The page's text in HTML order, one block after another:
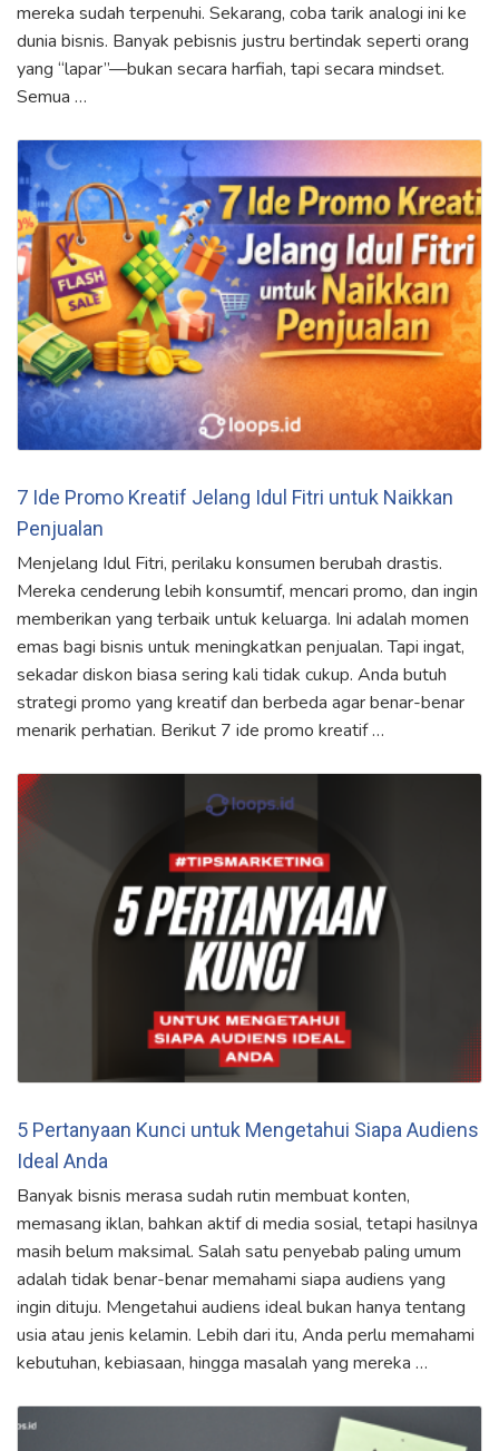
mereka sudah terpenuhi. Sekarang, coba tarik analogi ini ke
dunia bisnis. Banyak pebisnis justru bertindak seperti orang
yang “lapar”—bukan secara harfiah, tapi secara mindset.
Semua …
7 Ide Promo Kreatif Jelang Idul Fitri untuk Naikkan
Penjualan
Menjelang Idul Fitri, perilaku konsumen berubah drastis.
Mereka cenderung lebih konsumtif, mencari promo, dan ingin
memberikan yang terbaik untuk keluarga. Ini adalah momen
emas bagi bisnis untuk meningkatkan penjualan. Tapi ingat,
sekadar diskon biasa sering kali tidak cukup. Anda butuh
strategi promo yang kreatif dan berbeda agar benar-benar
menarik perhatian. Berikut 7 ide promo kreatif …
5 Pertanyaan Kunci untuk Mengetahui Siapa Audiens
Ideal Anda
Banyak bisnis merasa sudah rutin membuat konten,
memasang iklan, bahkan aktif di media sosial, tetapi hasilnya
masih belum maksimal. Salah satu penyebab paling umum
adalah tidak benar-benar memahami siapa audiens yang
ingin dituju. Mengetahui audiens ideal bukan hanya tentang
usia atau jenis kelamin. Lebih dari itu, Anda perlu memahami
kebutuhan, kebiasaan, hingga masalah yang mereka …